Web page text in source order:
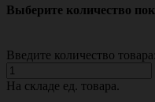
Выберите количество
Введите количество товара:
На складе ед. товара.